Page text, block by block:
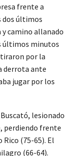
frente a
dos últimos
camino allanado
últimos minutos
por la
derrota ante
jugar por los
lesionado
perdiendo frente
Rico (75-65). El
(66-64).